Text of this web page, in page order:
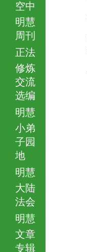
空中
明慧
周刊
正法
修炼
交流
选编
明慧
小弟
子园
地
明慧
大陆
法会
明慧
文章
专辑